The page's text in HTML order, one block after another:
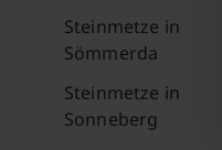
Steinmetze in
Sömmerda
Steinmetze in
Sonneberg